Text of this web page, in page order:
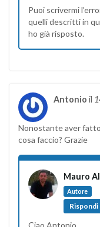
Puoi scrivermi
quelli descritti in
ho già risposto.
Antonio il
Nonostante aver
cosa faccio? Grazie
Mauro
Autore
Rispondi
Ciao Antonio,